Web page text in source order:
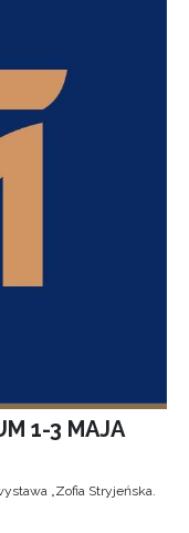
1-3 MAJA
„Zofia Stryjeńska.